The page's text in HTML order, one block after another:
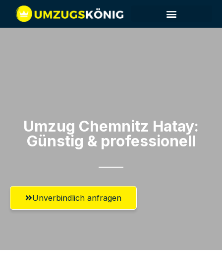
Umzug Chemnitz​ Hatay:
Günstig & professionell​
Unverbindlich anfragen